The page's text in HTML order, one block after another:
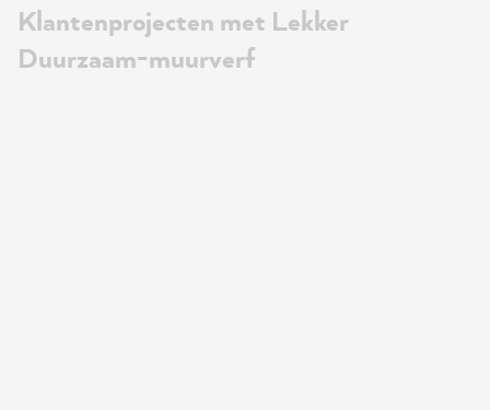
Klantenprojecten met Lekker
Duurzaam-muurverf